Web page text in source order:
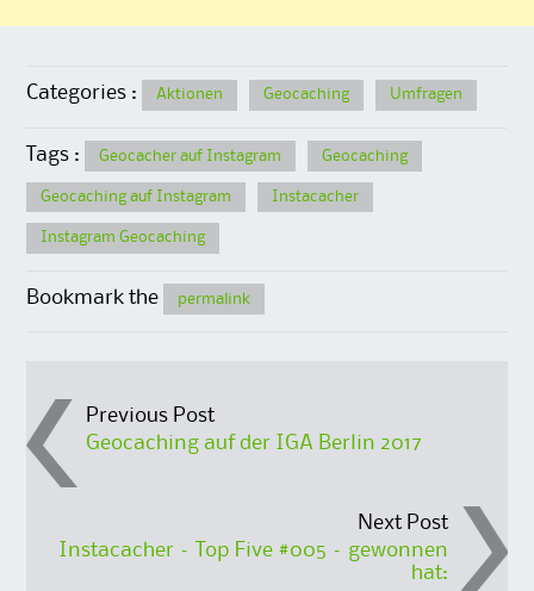
Categories : Aktionen Geocaching Umfragen
Tags : Geocacher auf Instagram Geocaching
Geocaching auf Instagram Instacacher
Instagram Geocaching
Bookmark the permalink
Post
navigation
Previous Post
Geocaching auf der IGA Berlin 2017
Next Post
Instacacher – Top Five #005 – gewonnen
hat: